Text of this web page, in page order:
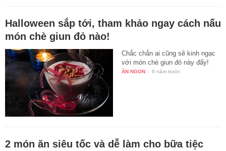
Halloween sắp tới, tham khảo ngay cách nấu
món chè giun đỏ nào!
Chắc chắn ai cũng sẽ kinh ngạc
với món chè giun đỏ này đấy!
ĂN NGON - 9 năm trước
2 món ăn siêu tốc và dễ làm cho bữa tiệc